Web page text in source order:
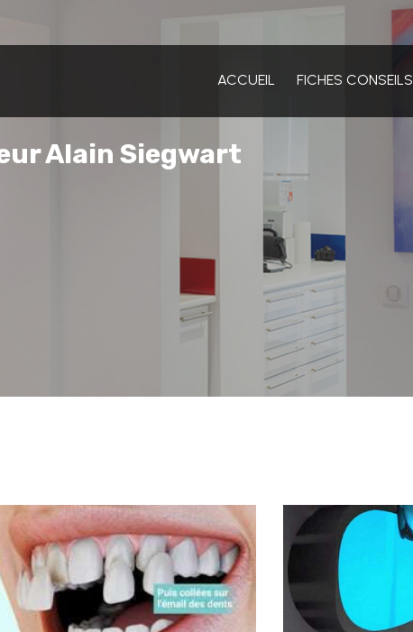
ACCUEIL FICHES CONSEILS
Alain Siegwart